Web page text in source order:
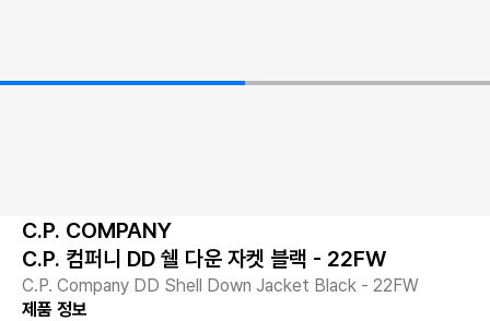
C.P. COMPANY
C.P. 컴퍼니 DD 쉘 다운 자켓 블랙 - 22FW
C.P. Company DD Shell Down Jacket Black - 22FW
제품 정보